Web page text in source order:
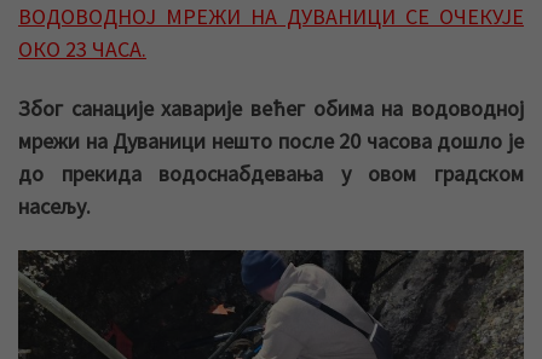
ВОДОВОДНОЈ МРЕЖИ НА ДУВАНИЦИ СЕ ОЧЕКУЈЕ
ОКО 23 ЧАСА.
Због санације хаварије већег обима на водоводној
мрежи на Дуваници нешто после 20 часова дошло је
до прекида водоснабдевања у овом градском
насељу.